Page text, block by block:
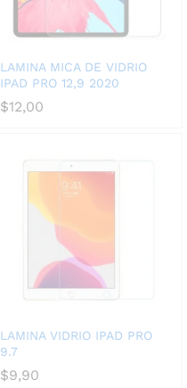
LAMINA MICA DE VIDRIO
IPAD PRO 12,9 2020
$12,00
LAMINA VIDRIO IPAD PRO
9.7
$9,90